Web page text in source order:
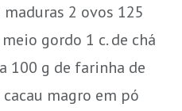
2 ovos 125
gordo 1 c. de chá
100 g de farinha de
magro em pó